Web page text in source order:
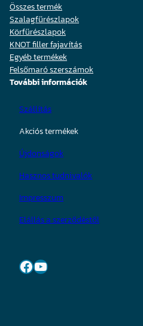
Összes termék
Szalagfűrészlapok
Körfűrészlapok
KNOT filler fajavítás
Egyéb termékek
Felsőmaró szerszámok
További információk
Szállítás
Akciós termékek
Újdonságok
Hasznos tudnivalók
Impresszum
Elállás a szerződéstől
Facebook YouTube